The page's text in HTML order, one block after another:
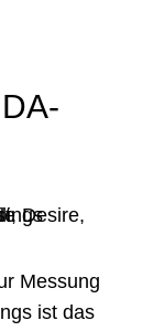
Messung
ist das